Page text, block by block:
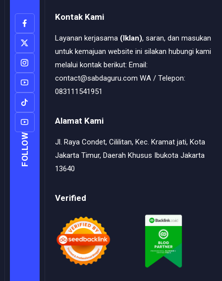
FOLLOW
Kontak Kami
Layanan kerjasama (Iklan), saran, dan masukan
untuk kemajuan website ini silakan hubungi kami
melalui kontak berikut: Email:
contact@sabdaguru.com WA / Telepon:
083111541951
Alamat Kami
Jl. Raya Condet, Cililitan, Kec. Kramat jati, Kota
Jakarta Timur, Daerah Khusus Ibukota Jakarta
13640
Verified